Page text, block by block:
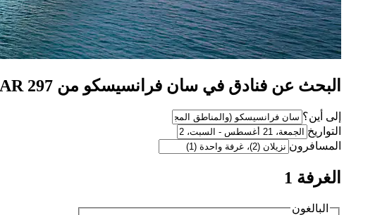
البحث عن فنادق في سان فرانسيسكو من SAR 297
إلى أين؟
التواريخ
المسافرون
الغرفة 1
البالغون